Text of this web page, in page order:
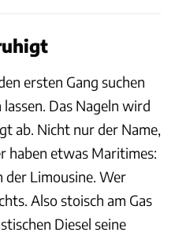
ersten Gang suchen
Das Nageln wird
ab. Nicht nur der Name,
haben etwas Maritimes:
der Limousine. Wer
Also stoisch am Gas
Diesel seine